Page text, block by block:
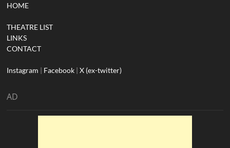
HOME
THEATRE LIST
LINKS
CONTACT
Instagram | Facebook |X (ex-twitter)
AD